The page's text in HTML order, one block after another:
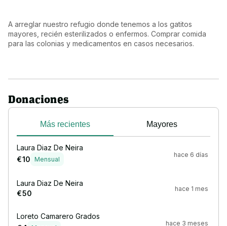
A arreglar nuestro refugio donde tenemos a los gatitos
mayores, recién esterilizados o enfermos. Comprar comida
para las colonias y medicamentos en casos necesarios.
Donaciones
Más recientes Mayores
Laura Diaz De Neira
€ 10 Mensual
hace 6 días
Laura Diaz De Neira
€ 50
hace 1 mes
Loreto Camarero Grados
hace 3 meses